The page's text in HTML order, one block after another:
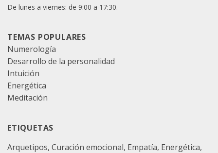
De lunes a viernes: de 9:00 a 17:30.
TEMAS POPULARES
Numerología
Desarrollo de la personalidad
Intuición
Energética
Meditación
ETIQUETAS
Arquetipos Curación emocional Empatía Energética